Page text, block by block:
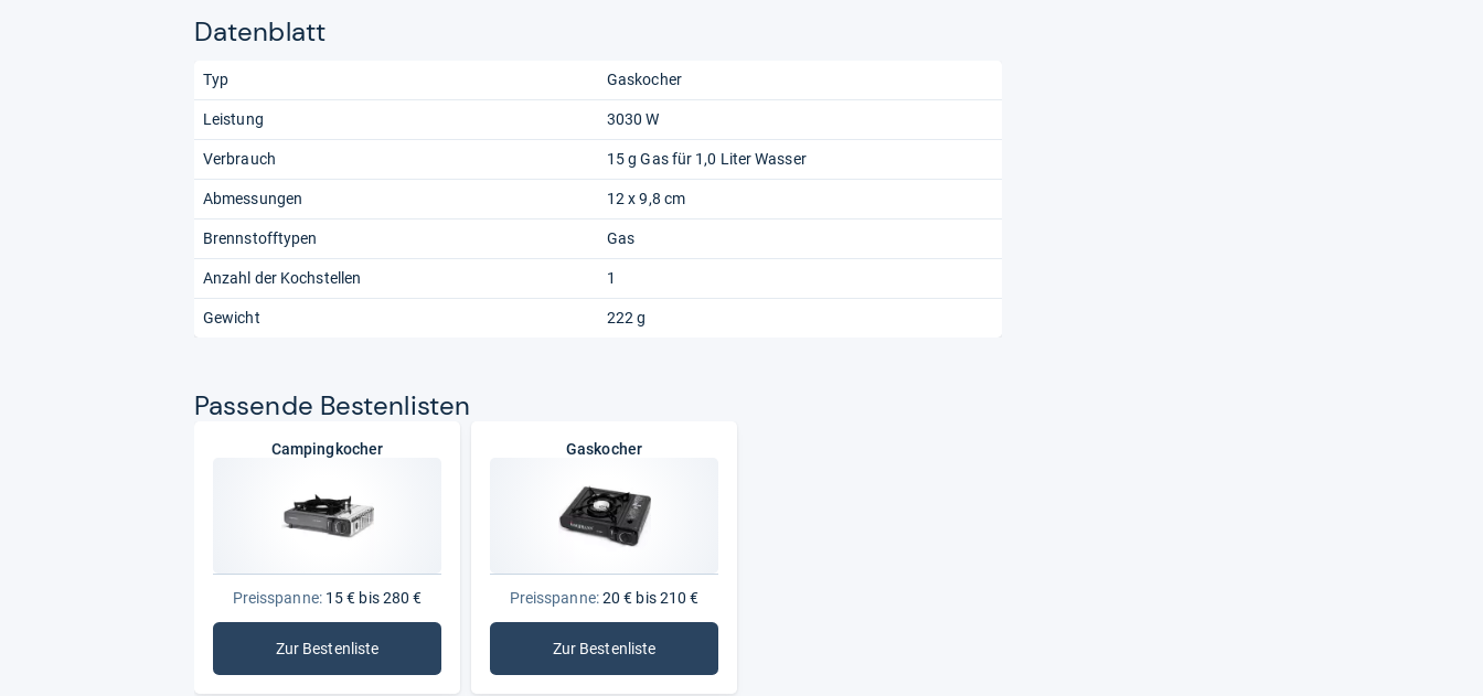
Datenblatt
Typ Gaskocher
Leistung 3030 W
Verbrauch 15 g Gas für 1,0 Liter Wasser
Abmessungen 12 x 9,8 cm
Brennstofftypen Gas
Anzahl der Kochstellen 1
Gewicht 222 g
Pas­sende Bes­ten­lis­ten
Campingkocher
Preisspanne:15 € bis 280 €
Zur Bestenliste: Campingkocher
Gaskocher
Preisspanne:20 € bis 210 €
Zur Bestenliste
: Gaskocher